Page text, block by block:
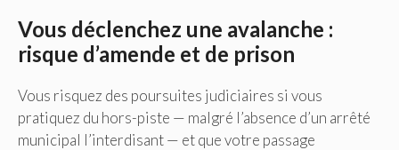
Vous déclenchez une avalanche :
risque d’amende et de prison
Vous risquez des poursuites judiciaires si vous
pratiquez du hors-piste — malgré l’absence d’un arrêté
municipal l’interdisant — et que votre passage